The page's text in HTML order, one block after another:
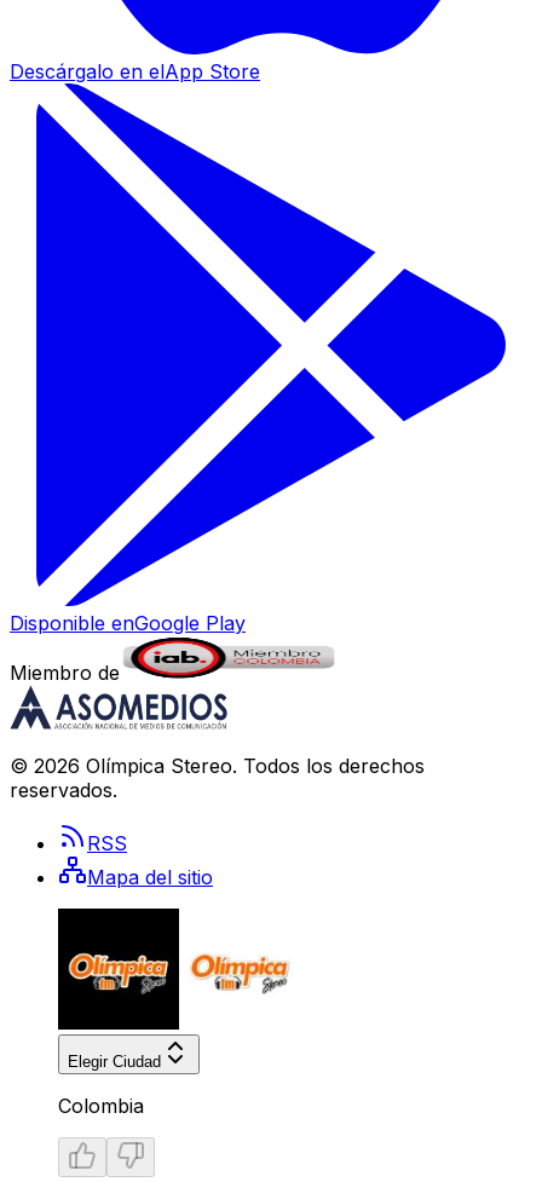
Descárgalo en elApp Store
Disponible enGoogle Play
Miembro de
© 2026 Olímpica Stereo. Todos los derechos
reservados.
RSS
Mapa del sitio
Elegir Ciudad
Colombia